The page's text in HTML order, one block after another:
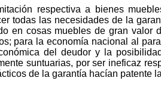
respectiva a bienes
todas las necesidades de la
en cosas muebles de gran valor
para la economía nacional al
del deudor y la
suntuarias, por ser ineficaz
de la garantía hacían patente